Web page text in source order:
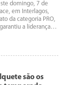
domingo, 7 de
em Interlagos,
da categoria PRO,
a liderança…
são os